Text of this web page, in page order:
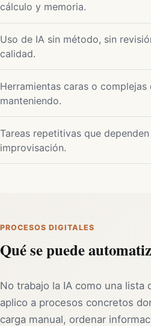
cálculo y memoria.
Uso de IA sin método, sin
calidad.
Herramientas caras o complejas
manteniendo.
Tareas repetitivas que
improvisación.
PROCESOS DIGITALES
Qué se puede
No trabajo la IA como una lista
aplico a procesos concretos
carga manual, ordenar